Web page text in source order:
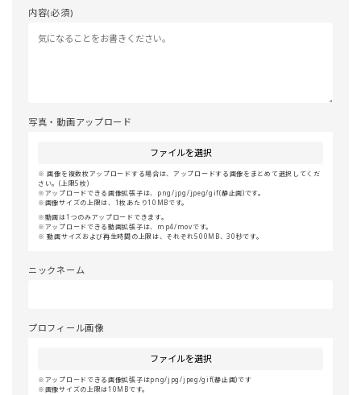
内容(必須)
写真・動画アップロード
ファイルを選択
画像を複数枚アップロードする場合は、アップロードする画像をまとめて選択してくだ
さい。(上限5枚)
アップロードできる画像拡張子は、png/jpg/jpeg/gif(静止画)です。
画像サイズの上限は、1枚あたり10MBです。
動画は1つのみアップロードできます。
アップロードできる動画拡張子は、mp4/movです。
動画サイズおよび再生時間の上限は、それぞれ500MB、30秒です。
ニックネーム
プロフィール画像
ファイルを選択
アップロードできる画像拡張子はpng/jpg/jpeg/gif(静止画)です
画像サイズの上限は10MBです。